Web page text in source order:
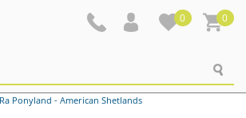
0 0
Ponyland - American Shetlands